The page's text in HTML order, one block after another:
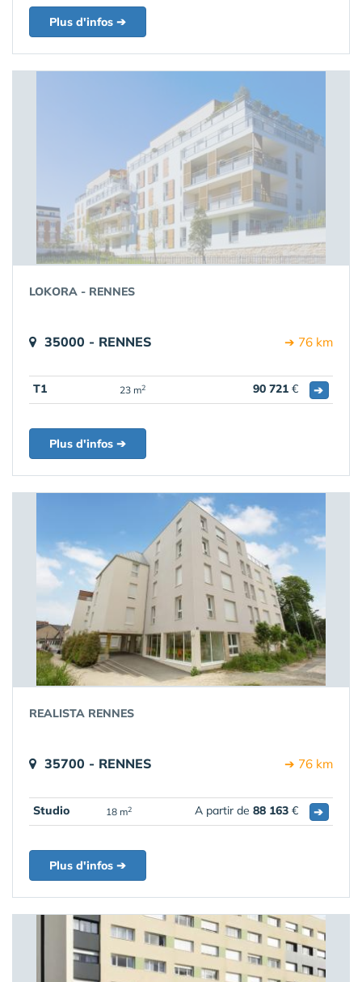
Plus d'infos ➔
LOKORA - RENNES
35000 - RENNES ➔ 76 km
T1 23 m2 90 721 € ➔
Plus d'infos ➔
REALISTA RENNES
35700 - RENNES ➔ 76 km
Studio 18 m2 A partir de 88 163 € ➔
Plus d'infos ➔